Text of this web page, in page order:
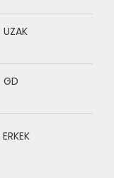
UZAK
GD
ERKEK